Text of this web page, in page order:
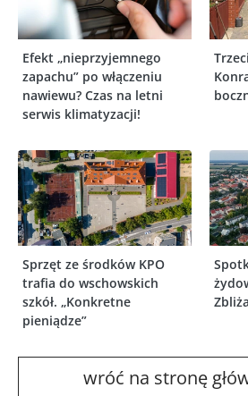
Efekt „nieprzyjemnego
zapachu” po włączeniu
nawiewu? Czas na letni
serwis klimatyzacji!
Sprzęt ze środków KPO
trafia do wschowskich
szkół. „Konkretne
pieniądze”
wróć na stronę